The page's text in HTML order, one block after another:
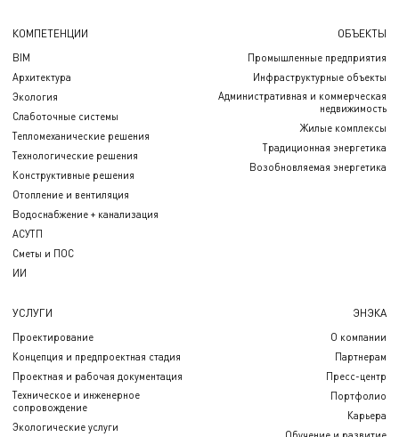
КОМПЕТЕНЦИИ
BIM
Архитектура
Экология
Слаботочные системы
Тепломеханические решения
Технологические решения
Конструктивные решения
Отопление и вентиляция
Водоснабжение + канализация
АСУТП
Сметы и ПОС
ИИ
ОБЪЕКТЫ
Промышленные предприятия
Инфраструктурные объекты
Административная и коммерческая
недвижимость
Жилые комплексы
Традиционная энергетика
Возобновляемая энергетика
УСЛУГИ
Проектирование
Концепция и предпроектная стадия
Проектная и рабочая документация
Техническое и инженерное
сопровождение
Экологические услуги
ЭНЭКА
О компании
Партнерам
Пресс-центр
Портфолио
Карьера